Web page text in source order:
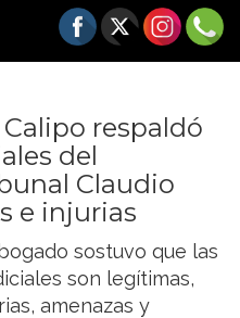
respaldó
del
Claudio
e injurias
sostuvo que las
son legítimas,
amenazas y